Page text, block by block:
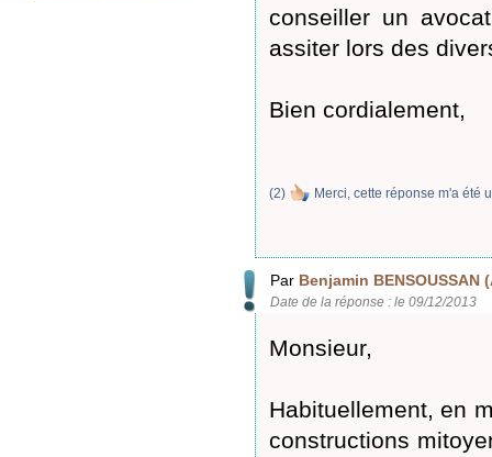
conseiller un
assiter lors des
Bien cordialement,
(2) Merci, cette réponse m'a été
Par Benjamin BENSOUSSAN
Date de la réponse : le 09/12/2013
Monsieur,
Habituellement, en
constructions